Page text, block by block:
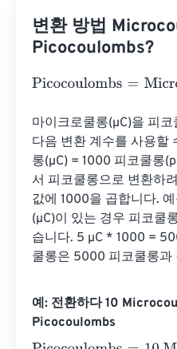
변환 방법
Picocoulombs?
Picocoulombs=
마이크로쿨롱(µC)을 피
다음 변환 계수를 사용할
롱(µC) = 1000 피코쿨롱
서 피코쿨롱으로 변환하
값에 1000을 곱합니다.
(µC)이 있는 경우 피코쿨
습니다. 5 µC * 1000 =
쿨롱은 5000 피코쿨롱과
예: 전환하다 10
Picocoulombs